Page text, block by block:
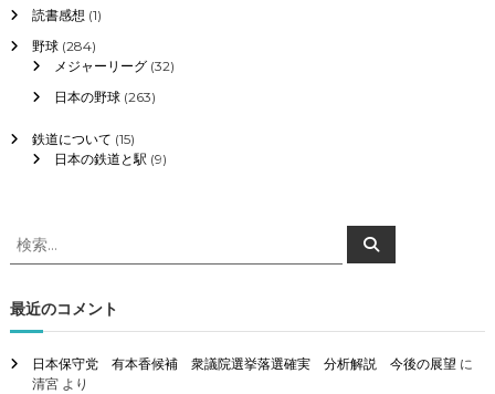
読書感想 (1)
野球(284)
メジャーリーグ(32)
日本の野球(263)
鉄道について (15)
日本の鉄道と駅 (9)
検
索
象
:
検
索
最近のコメント
日本保守党 有本香候補 衆議院選挙落選確実 分析解説 今後の展望 に
清宮より